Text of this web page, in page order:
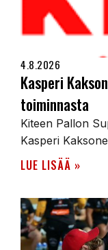
4.8.2026
Kasperi
toiminnasta
Kiteen Pallon
Kasperi
LUE LISÄÄ »